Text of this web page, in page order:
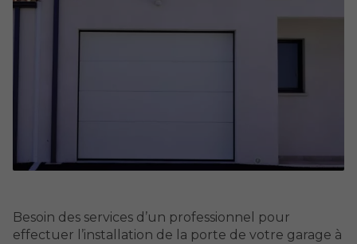
Besoin des services d’un professionnel pour
effectuer l’installation de la porte de votre garage à